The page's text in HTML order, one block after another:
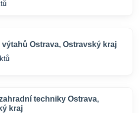
Ostrava, Ostravský kraj
techniky Ostrava,
kraj